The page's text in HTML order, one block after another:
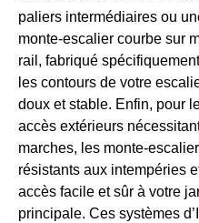
paliers intermédiaires ou
monte-escalier courbe sur
rail, fabriqué
les contours de votre
doux et stable. Enfin, pour
accès extérieurs
marches, les monte-
résistants aux intempéries
accès facile et sûr à votre
principale. Ces systèmes